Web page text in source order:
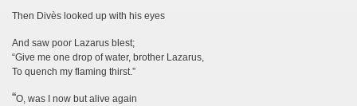
Then Divès looked up with his eyes
And saw poor Lazarus blest;
“Give me one drop of water, brother Lazarus,
To quench my flaming thirst.”
“O, was I now but alive again